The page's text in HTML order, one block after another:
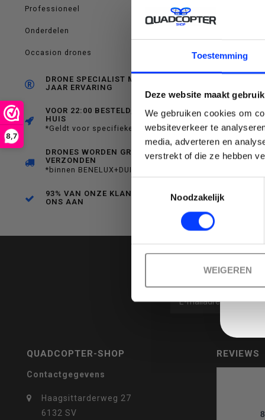
Toestemming
Deze website maakt
We gebruiken cookies om
websiteverkeer te
media, adverteren en
verstrekt of die ze hebben
Noodzakelijk
WEIGEREN
8,7
beschikbaar
resultaat
te
Professioneel
Onderdelen
Occasion drones
DRONE SPECIALIST MET RUIM 10
JAAR ERVARING
VOOR 22:00 BESTELD, MORGEN IN
HUIS
*Geldt voor specifieke producten
DRONES WORDEN GRATIS
VERZONDEN
*binnen BENELUX+DUITSLAND
93% VAN ONZE KLANTEN BEVEELT
ONS AAN
QUADCOPTER-SHOP
Contactgegevens
Haagsittarderweg 27
6132 SV
REVIEWS
Email